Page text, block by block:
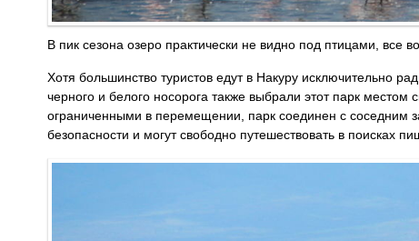
В пик сезона озеро практически не видно под птицами, все
Хотя большинство туристов едут в Накуру исключительно
черного и белого носорога также выбрали этот парк
ограниченными в перемещении, парк соединен с соседним
безопасности и могут свободно путешествовать в поисках